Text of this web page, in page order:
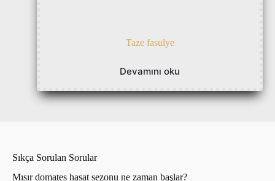
Taze fasulye
Devamını oku
Sıkça Sorulan Sorular
Mısır domates hasat sezonu ne zaman başlar?